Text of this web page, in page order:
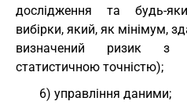
дослідження та будь-
вибірки, який, як мінімум,
визначений ризик з
статистичною точністю);
6) управління даними;